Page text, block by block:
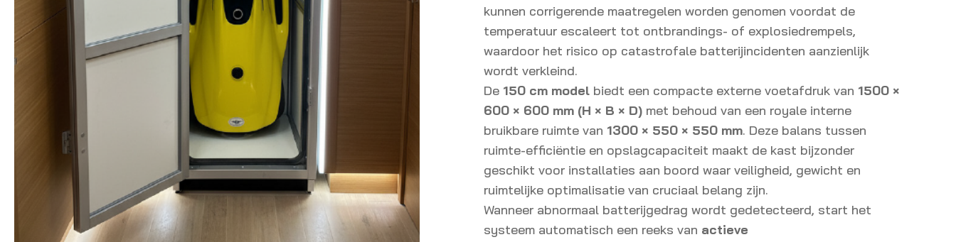
kunnen corrigerende maatregelen worden genomen voordat de
temperatuur escaleert tot ontbrandings- of explosiedrempels,
waardoor het risico op catastrofale batterijincidenten aanzienlijk
wordt verkleind.
De 150 cm model biedt een compacte externe voetafdruk van 1500 ×
600 × 600 mm (H × B × D) met behoud van een royale interne
bruikbare ruimte van 1300 × 550 × 550 mm. Deze balans tussen
ruimte-efficiëntie en opslagcapaciteit maakt de kast bijzonder
geschikt voor installaties aan boord waar veiligheid, gewicht en
ruimtelijke optimalisatie van cruciaal belang zijn.
Wanneer abnormaal batterijgedrag wordt gedetecteerd, start het
systeem automatisch een reeks van actieve